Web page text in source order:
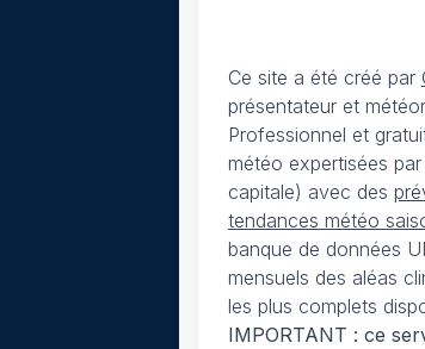
Ce site a été créé par
présentateur et
Professionnel et
météo expertisées
capitale) avec des
tendances météo
banque de données
mensuels des aléas
les plus complets
IMPORTANT : ce